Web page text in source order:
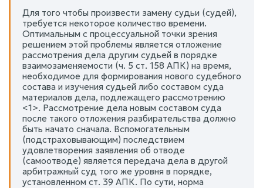
Для того чтобы произвести замену судьи (судей),
требуется некоторое количество времени.
Оптимальным с процессуальной точки зрения
решением этой проблемы является отложение
рассмотрения дела другим судьей в порядке
взаимозаменяемости (ч. 5 ст. 158 АПК) на время,
необходимое для формирования нового судебного
состава и изучения судьей либо составом суда
материалов дела, подлежащего рассмотрению
<1>. Рассмотрение дела новым составом суда
после такого отложения разбирательства должно
быть начато сначала. Вспомогательным
(подстраховывающим) последствием
удовлетворения заявления об отводе
(самоотводе) является передача дела в другой
арбитражный суд того же уровня в порядке,
установленном ст. 39 АПК. По сути, норма